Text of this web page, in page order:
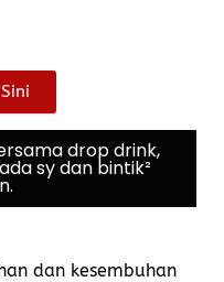
drop drink,
sy dan bintik²
dan kesembuhan